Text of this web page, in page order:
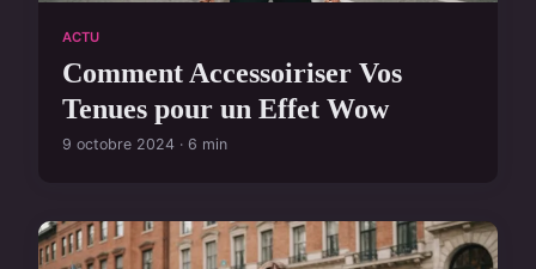
ACTU
Comment Accessoiriser Vos
Tenues pour un Effet Wow
9 octobre 2024 · 6 min